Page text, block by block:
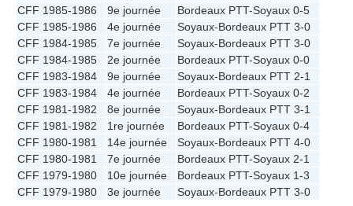
CFF 1985-1986
9e journée Bordeaux PTT-Soyaux 0-5
CFF 1985-1986
4e journée Soyaux-Bordeaux PTT 3-0
CFF 1984-1985
7e journée Soyaux-Bordeaux PTT 3-0
CFF 1984-1985
2e journée Bordeaux PTT-Soyaux 0-0
CFF 1983-1984
9e journée Soyaux-Bordeaux PTT 2-1
CFF 1983-1984
4e journée Bordeaux PTT-Soyaux 0-2
CFF 1981-1982
8e journée Soyaux-Bordeaux PTT 3-1
CFF 1981-1982
1re journée Bordeaux PTT-Soyaux 0-4
CFF 1980-1981
14e journée Soyaux-Bordeaux PTT 4-0
CFF 1980-1981
7e journée Bordeaux PTT-Soyaux 2-1
CFF 1979-1980
10e journée Bordeaux PTT-Soyaux 1-3
CFF 1979-1980
3e journée Soyaux-Bordeaux PTT 3-0